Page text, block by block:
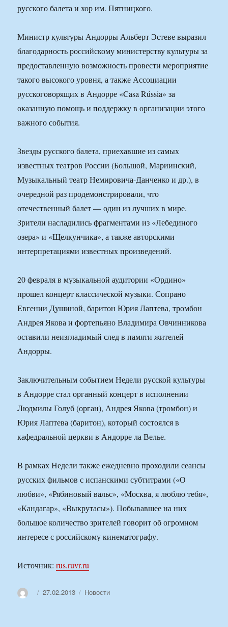
русского балета и хор им. Пятницкого.
Министр культуры Андорры Альберт Эстеве выразил
благодарность российскому министерству культуры за
предоставленную возможность провести мероприятие
такого высокого уровня, а также Ассоциации
русскоговорящих в Андорре «Casa Rússia» за
оказанную помощь и поддержку в организации этого
важного события.
Звезды русского балета, приехавшие из самых
известных театров России (Большой, Мариинский,
Музыкальный театр Немировича-Данченко и др.), в
очередной раз продемонстрировали, что
отечественный балет — один из лучших в мире.
Зрители насладились фрагментами из «Лебединого
озера» и «Щелкунчика», а также авторскими
интерпретациями известных произведений.
20 февраля в музыкальной аудитории «Ордино»
прошел концерт классической музыки. Сопрано
Евгении Душиной, баритон Юрия Лаптева, тромбон
Андрея Якова и фортепьяно Владимира Овчинникова
оставили неизгладимый след в памяти жителей
Андорры.
Заключительным событием Недели русской культуры
в Андорре стал органный концерт в исполнении
Людмилы Голуб (орган), Андрея Якова (тромбон) и
Юрия Лаптева (баритон), который состоялся в
кафедральной церкви в Андорре ла Велье.
В рамках Недели также ежедневно проходили сеансы
русских фильмов с испанскими субтитрами («О
любви», «Рябиновый вальс», «Москва, я люблю тебя»,
«Кандагар», «Выкрутасы»). Побывавшее на них
большое количество зрителей говорит об огромном
интересе с российскому кинематографу.
Источник:rus.ruvr.ru
АвторОпубликовано
27.02.2013 Рубрики
Новости